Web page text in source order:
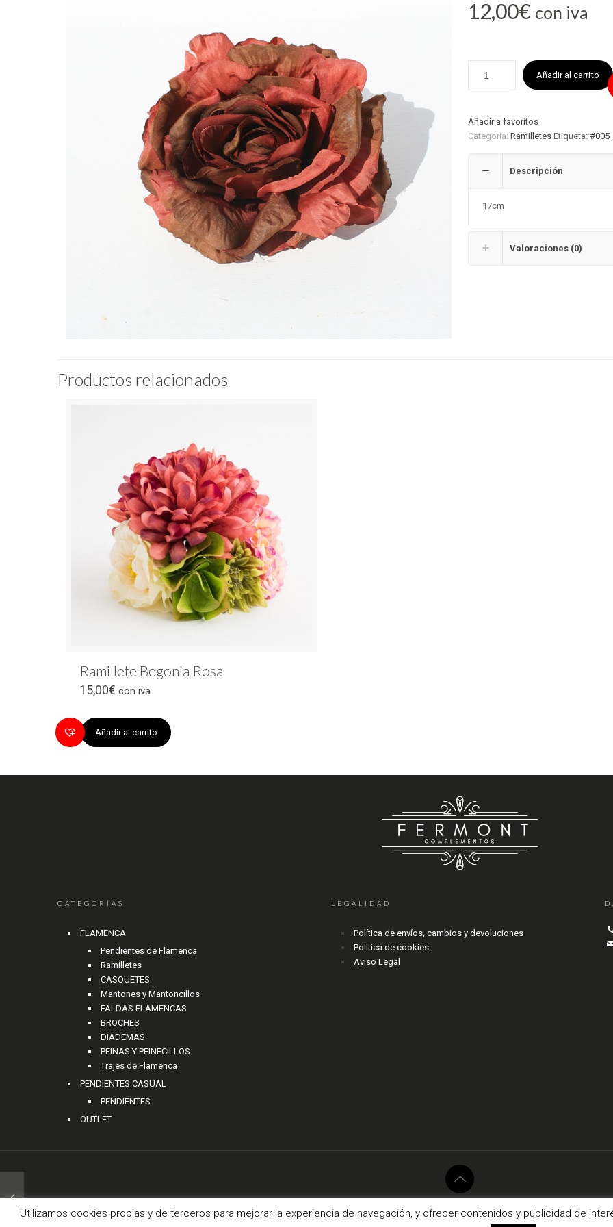
12,00€ con iva
Añadir al carrito
Añadir a favoritos
Categoría: Ramilletes Etiqueta: #005
Descripción
17cm
Valoraciones (0)
Productos relacionados
Ramillete Begonia Rosa
15,00€ con iva
Añadir al carrito
CATEGORÍAS
FLAMENCA
Pendientes de Flamenca
Ramilletes
CASQUETES
Mantones y Mantoncillos
FALDAS FLAMENCAS
BROCHES
DIADEMAS
PEINAS Y PEINECILLOS
Trajes de Flamenca
PENDIENTES CASUAL
PENDIENTES
OUTLET
LEGALIDAD
Política de envíos, cambios y devoluciones
Política de cookies
Aviso Legal
© 2017 Fermont Complementos. Todos los derechos reservados.
Utilizamos cookies propias y de terceros para mejorar la experiencia de navegación, y ofrecer contenidos y publicidad de